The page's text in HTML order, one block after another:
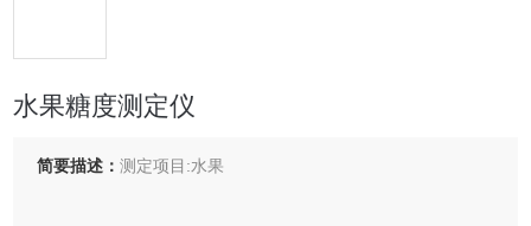
水果糖度测定仪
简要描述：测定项目:水果